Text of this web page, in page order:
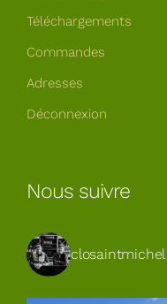
Téléchargements
Commandes
Adresses
Déconnexion
Nous suivre
closaintmichel